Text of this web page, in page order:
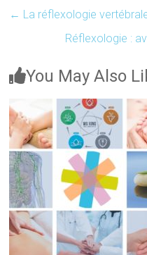
← La réflexologie
Réflexologie :
You May Also